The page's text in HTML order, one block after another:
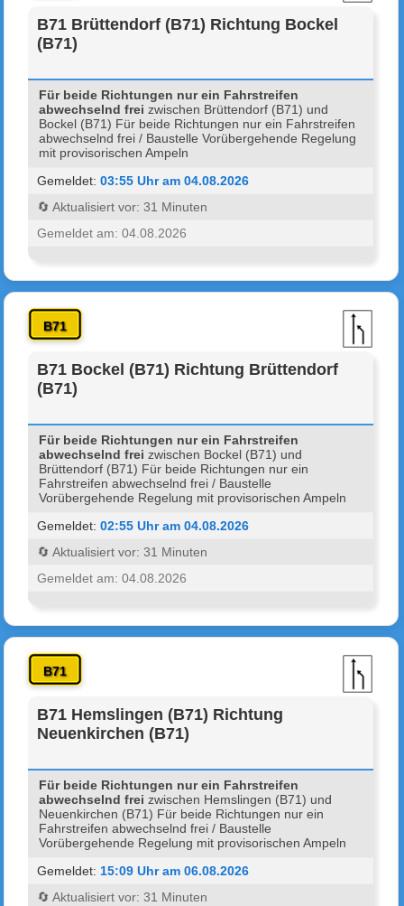
B71 Brüttendorf (B71) Richtung Bockel
(B71)
Für beide Richtungen nur ein Fahrstreifen
abwechselnd frei zwischen Brüttendorf (B71) und
Bockel (B71) Für beide Richtungen nur ein Fahrstreifen
abwechselnd frei / Baustelle Vorübergehende Regelung
mit provisorischen Ampeln
Gemeldet:03:55 Uhr am 04.08.2026
🔄 Aktualisiert vor: 31 Minuten
Gemeldet am: 04.08.2026
B71
B71 Bockel (B71) Richtung Brüttendorf
(B71)
Für beide Richtungen nur ein Fahrstreifen
abwechselnd frei zwischen Bockel (B71) und
Brüttendorf (B71) Für beide Richtungen nur ein
Fahrstreifen abwechselnd frei / Baustelle
Vorübergehende Regelung mit provisorischen Ampeln
Gemeldet:02:55 Uhr am 04.08.2026
🔄 Aktualisiert vor: 31 Minuten
Gemeldet am: 04.08.2026
B71
B71 Hemslingen (B71) Richtung
Neuenkirchen (B71)
Für beide Richtungen nur ein Fahrstreifen
abwechselnd frei zwischen Hemslingen (B71) und
Neuenkirchen (B71) Für beide Richtungen nur ein
Fahrstreifen abwechselnd frei / Baustelle
Vorübergehende Regelung mit provisorischen Ampeln
Gemeldet: 15:09 Uhr am 06.08.2026
🔄 Aktualisiert vor: 31 Minuten